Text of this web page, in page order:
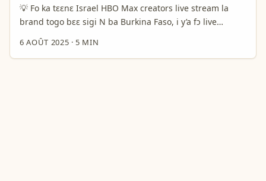
💡 Fo ka tɛɛnɛ Israel HBO Max creators live stream la
brand togo bɛɛ sigi N ba Burkina Faso, i y’a fɔ live
stream bɛɛ y’a sigi fɛ ka brand togo ta. Israel HBO Max
creators la, b’a fɔ ka live stream kan, b’a bɛ y’a fɔ brand
togo dɔɔni, i b’a fɔ i ye i fɔlɔ ni sisan ka taa y’a tɛɛnɛ.
6 AOÛT 2025 · 5 MIN